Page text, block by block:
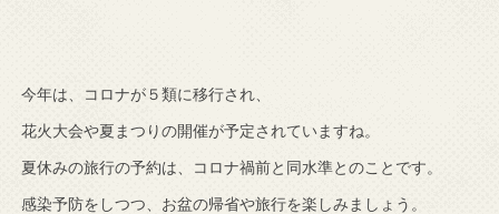
今年は、コロナが５類に移行され、
花火大会や夏まつりの開催が予定されていますね。
夏休みの旅行の予約は、コロナ禍前と同水準とのことです。
感染予防をしつつ、お盆の帰省や旅行を楽しみましょう。